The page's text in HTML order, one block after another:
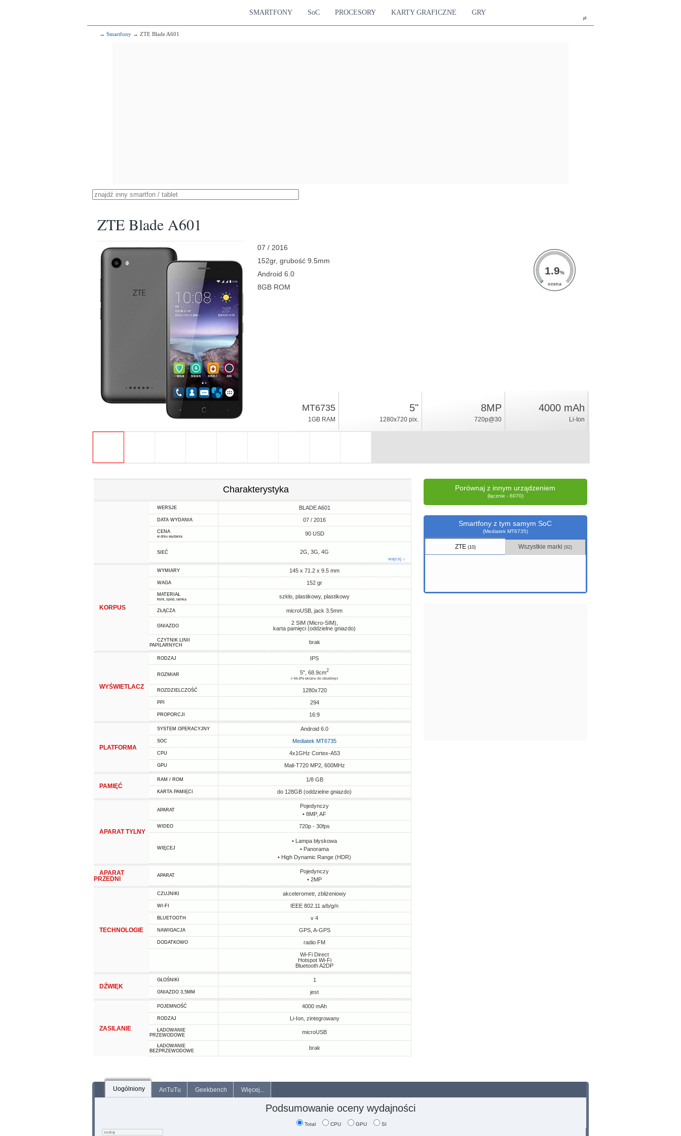
pl
SMARTFONY SoC PROCESORY KARTY GRAFICZNE GRY
→ Smartfony → ZTE Blade A601
ZTE Blade A601
07 / 2016
152gr, grubość 9.5mm
Android 6.0
8GB ROM
1.9%
ocena
MT6735
1GB RAM
5"
1280x720 pix.
8MP
720p@30
4000 mAh
Li-Ion
Charakterystyka
WERSJE BLADE A601
DATA WYDANIA 07 / 2016
CENA
w dniu wydania 90 USD
SIEĆ 2G, 3G, 4G
więcej ↓
KORPUS
WYMIARY 145 x 71.2 x 9.5 mm
WAGA 152 gr
MATERIAŁ
front, spód, ramka szkło, plastikowy, plastikowy
ZŁĄCZA microUSB, jack 3.5mm
GNIAZDO
2 SIM (Micro-SIM),
karta pamięci (oddzielne gniazdo)
CZYTNIK LINII
PAPILARNYCH
brak
WYŚWIETLACZ
RODZAJ IPS
ROZMIAR 5", 68.9cm2
(~66.8% ekranu do obudowy)
ROZDZIELCZOŚĆ 1280x720
PPI 294
PROPORCJI 16:9
PLATFORMA
SYSTEM OPERACYJNY Android 6.0
SOC Mediatek MT6735
CPU 4x1GHz Cortex-A53
GPU Mali-T720 MP2, 600MHz
PAMIĘĆ
RAM / ROM 1/8 GB
KARTA PAMIĘCI do 128GB (oddzielne gniazdo)
APARAT TYLNY
APARAT
Pojedynczy
• 8MP, AF
WIDEO 720p - 30fps
WIĘCEJ
• Lampa błyskowa
• Panorama
• High Dynamic Range (HDR)
APARAT
PRZEDNI
APARAT
Pojedynczy
• 2MP
TECHNOLOGIE
CZUJNIKI akcelerometr, zbliżeniowy
WI-FI IEEE 802.11 a/b/g/n
BLUETOOTH v 4
NAWIGACJA GPS, A-GPS
DODATKOWO
radio FM
Wi-Fi Direct
Hotspot Wi-Fi
Bluetooth A2DP
DŹWIĘK
GŁOŚNIKI 1
GNIAZDO 3,5MM jest
ZASILANIE
POJEMNOŚĆ 4000 mAh
RODZAJ Li-Ion, zintegrowany
ŁADOWANIE
PRZEWODOWE
microUSB
ŁADOWANIE
BEZPRZEWODOWE
brak
Porównaj z innym urządzeniem
(łącznie - 6070)
Smartfony z tym samym SoC
(Mediatek MT6735)
ZTE (10) Wszystkie marki(92)
Uogólniony AnTuTu Geekbench Więcej...
Podsumowanie oceny wydajności
Total CPU GPU SI